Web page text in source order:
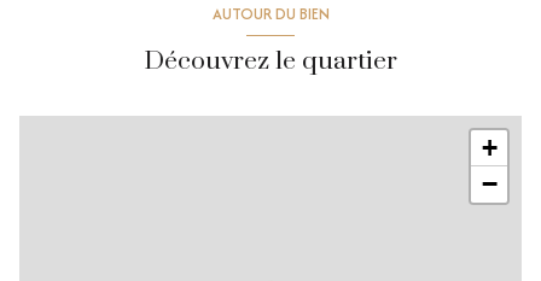
AUTOUR DU BIEN
Découvrez le quartier
+
−